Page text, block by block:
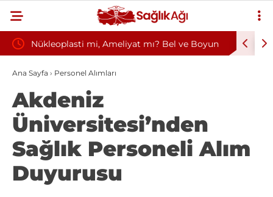
Alım Nükleoplasti mi, Ameliyat mı? Bel ve Boyun
Fıtığında Doğru Tedavi Seçimi
Kültür
Ana Sayfa › Personel Alımları
Akdeniz
Üniversitesi’nden
Sağlık Personeli Alım
Duyurusu